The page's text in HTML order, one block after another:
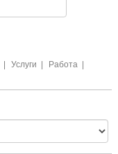
Услуги Работа